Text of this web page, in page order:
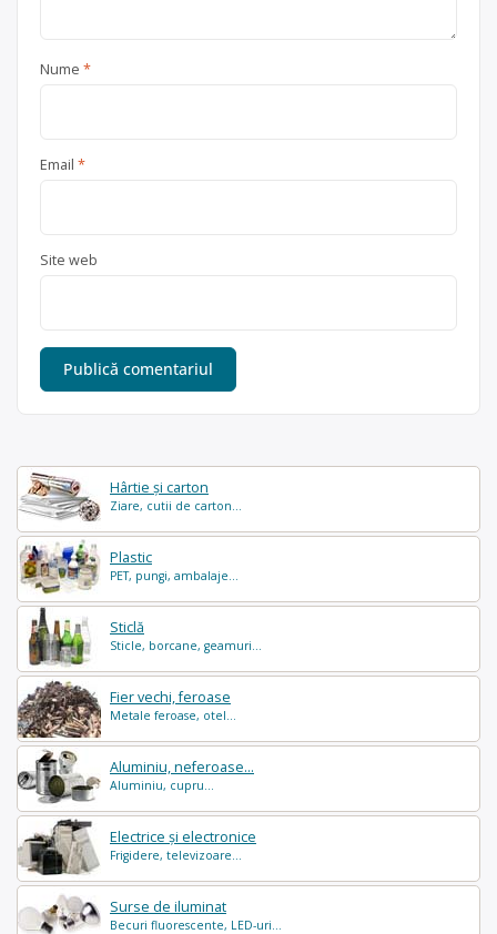
Hârtie și carton
Ziare, cutii de carton...
Plastic
PET, pungi, ambalaje...
Sticlă
Sticle, borcane, geamuri...
Fier vechi, feroase
Metale feroase, otel...
Aluminiu, neferoase...
Aluminiu, cupru...
Electrice și electronice
Frigidere, televizoare...
Surse de iluminat
Becuri fluorescente, LED-uri...
Nume *
Email *
Site web